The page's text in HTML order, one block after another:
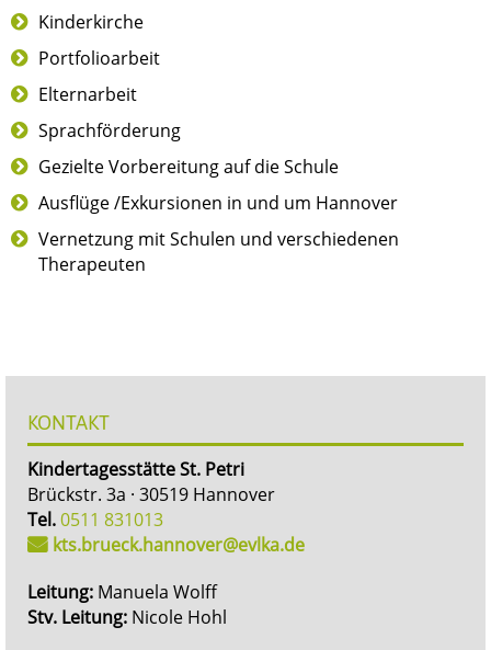
Kinderkirche
Portfolioarbeit
Elternarbeit
Sprachförderung
Gezielte Vorbereitung auf die Schule
Ausflüge /Exkursionen in und um Hannover
Vernetzung mit Schulen und verschiedenen
Therapeuten
KONTAKT
Kindertagesstätte St. Petri
Brückstr. 3a · 30519 Hannover
Tel.0511 831013
kts.brueck.hannover@evlka.de
Leitung: Manuela Wolff
Stv. Leitung: Nicole Hohl